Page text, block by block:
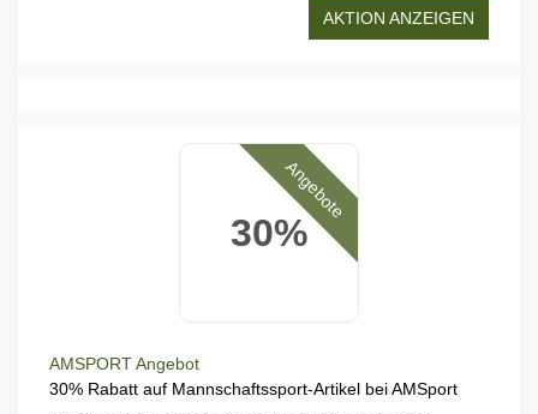
AKTION ANZEIGEN
30%
Angebote
AMSPORT Angebot
30% Rabatt auf Mannschaftssport-Artikel bei AMSport